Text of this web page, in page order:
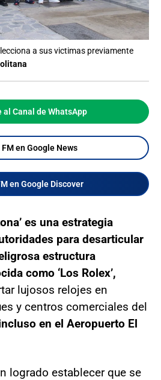
a sus victimas previamente
al Canal de WhatsApp
FM en Google News
en Google Discover
es una estrategia
para desarticular
estructura
como ‘Los Rolex’,
lujosos relojes en
y centros comerciales del
en el Aeropuerto El
logrado establecer que se